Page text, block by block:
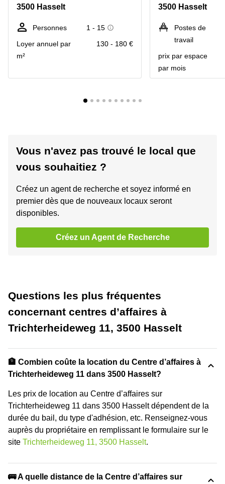
3500 Hasselt
Personnes
1 - 15
Loyer annuel par
m²
130 - 180 €
3500 Hasselt
Postes de
travail
prix par espace
par mois
Vous n'avez pas trouvé le local que
vous souhaitiez ?
Créez un agent de recherche et soyez informé en
premier dès que de nouveaux locaux seront
disponibles.
Créez un Agent de Recherche
Questions les plus fréquentes
concernant centres d’affaires à
Trichterheideweg 11, 3500 Hasselt
🏦 Combien coûte la location du Centre d’affaires à
Trichterheideweg 11 dans 3500 Hasselt?
Les prix de location au Centre d’affaires sur
Trichterheideweg 11 dans 3500 Hasselt dépendent de la
durée du bail, du type d'adhésion, etc. Renseignez-vous
auprès du propriétaire en remplissant le formulaire sur le
site Trichterheideweg 11, 3500 Hasselt.
🚌 A quelle distance de la Centre d’affaires sur